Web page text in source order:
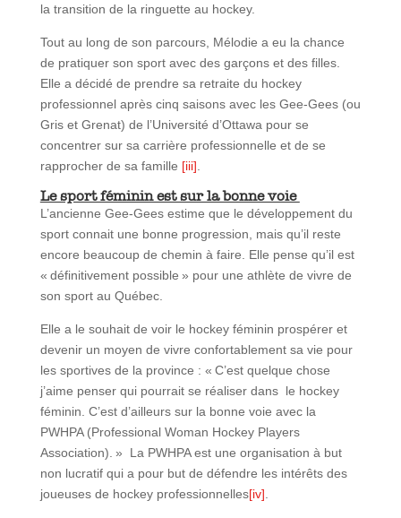
la transition de la ringuette au hockey.
Tout au long de son parcours, Mélodie a eu la chance
de pratiquer son sport avec des garçons et des filles.
Elle a décidé de prendre sa retraite du hockey
professionnel après cinq saisons avec les Gee-Gees (ou
Gris et Grenat) de l’Université d’Ottawa pour se
concentrer sur sa carrière professionnelle et de se
rapprocher de sa famille [iii]
Le sport féminin est sur la bonne voie
L’ancienne Gee-Gees estime que le développement du
sport connait une bonne progression, mais qu’il reste
encore beaucoup de chemin à faire. Elle pense qu’il est
« définitivement possible » pour une athlète de vivre de
son sport au Québec.
Elle a le souhait de voir le hockey féminin prospérer et
devenir un moyen de vivre confortablement sa vie pour
les sportives de la province : « C’est quelque chose
j’aime penser qui pourrait se réaliser dans le hockey
féminin. C’est d’ailleurs sur la bonne voie avec la
PWHPA (Professional Woman Hockey Players
Association). » La PWHPA est une organisation à but
non lucratif qui a pour but de défendre les intérêts des
joueuses de hockey professionnelles[iv]